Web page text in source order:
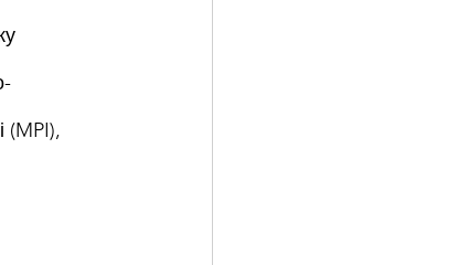
(MPI),